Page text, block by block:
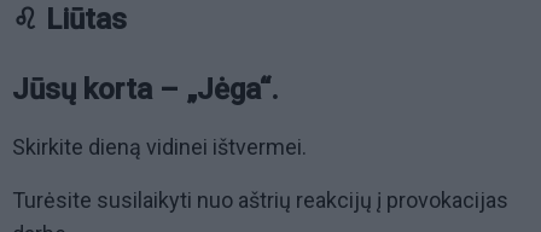
♌ Liūtas
Jūsų korta – „Jėga“.
Skirkite dieną vidinei ištvermei.
Turėsite susilaikyti nuo aštrių reakcijų į provokacijas